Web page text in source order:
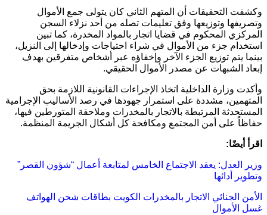
وكشفت التحقيقات أن المتهم الثاني كان يتولى جمع الأموال
وتصريفها وتوزيعها وفق تعليمات تصله من أحد نزلاء السجن
المركزي المحكوم في قضايا اتجار بالمواد المخدرة، كما تبين
استخدام جزء من الأموال في شراء احتياجات وإدخالها إلى النزيل،
بينما يتم توزيع الجزء الآخر وإخفاؤه عبر أشخاص متفرقين بهدف
إبعاد الشبهات عن مصدر الأموال الحقيقي.
وأكدت وزارة الداخلية اتخاذ الإجراءات القانونية اللازمة بحق
المتهمين، مشددة على استمرار جهودها في رصد الأساليب الإجرامية
المستحدثة المرتبطة بالاتجار بالمخدرات وملاحقة المتورطين فيها،
حفاظاً على أمن المجتمع ومكافحة كل أشكال الجريمة المنظمة.
اقرأ أيضًا:
وزير العدل: يعقد الاجتماع الخامس لمتابعة أعمال “شؤون القصر”
وتطوير أدائها
الأمن الجنائي الاتجار بالمخدرات الكويت بطاقات شحن الهواتف
غسل الأموال